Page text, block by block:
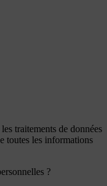
traitements de données
toutes les informations
?